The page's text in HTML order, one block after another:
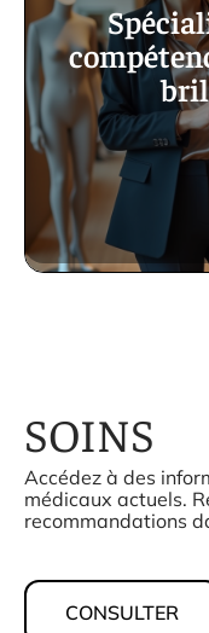
SOINS
Accédez à des
médicaux actuels.
recommandations
CONSULTER